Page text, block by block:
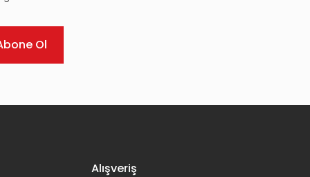
Ol
Alışveriş